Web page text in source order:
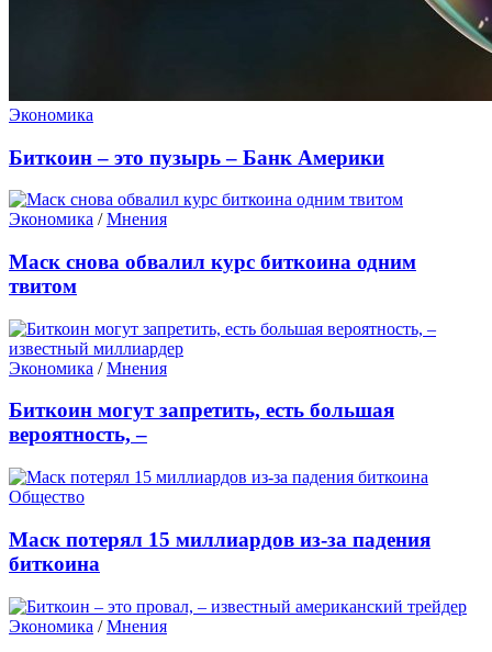
Экономика
Биткоин – это пузырь – Банк Америки
Экономика /Мнения
Маск снова обвалил курс биткоина одним
твитом
Экономика /Мнения
Биткоин могут запретить, есть большая
вероятность, –
Общество
Маск потерял 15 миллиардов из-за падения
биткоина
Экономика /Мнения